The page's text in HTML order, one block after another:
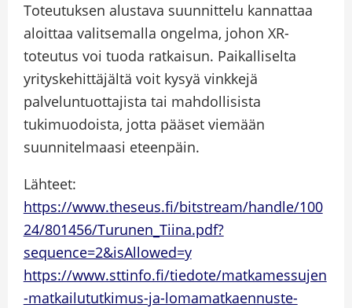
Toteutuksen alustava suunnittelu kannattaa
aloittaa valitsemalla ongelma, johon XR-
toteutus voi tuoda ratkaisun. Paikalliselta
yrityskehittäjältä voit kysyä vinkkejä
palveluntuottajista tai mahdollisista
tukimuodoista, jotta pääset viemään
suunnitelmaasi eteenpäin.
Lähteet:
https://www.theseus.fi/bitstream/handle/100
24/801456/Turunen_Tiina.pdf?
sequence=2&isAllowed=y
https://www.sttinfo.fi/tiedote/matkamessujen
-matkailututkimus-ja-lomamatkaennuste-